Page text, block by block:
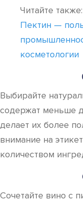
Читайте также:
Пектин —
косметологии
Выбирайте
содержат меньше
делает их более
внимание на
количеством
Сочетайте вино с